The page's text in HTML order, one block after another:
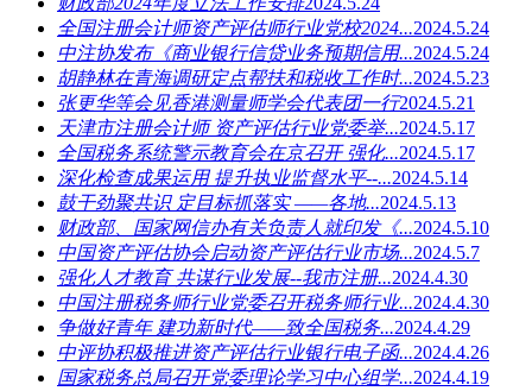
全国注册会计师资产评估师行业党校2024...2024.5.24
中注协发布《商业银行信贷业务预期信用...2024.5.24
胡静林在青海调研定点帮扶和税收工作时...2024.5.23
张更华等会见香港测量师学会代表团一行2024.5.21
天津市注册会计师 资产评估行业党委举...2024.5.17
全国税务系统警示教育会在京召开 强化...2024.5.17
深化检查成果运用 提升执业监督水平--...2024.5.14
鼓干劲聚共识 定目标抓落实 ——各地...2024.5.13
财政部、国家网信办有关负责人就印发《...2024.5.10
中国资产评估协会启动资产评估行业市场...2024.5.7
强化人才教育 共谋行业发展--我市注册...2024.4.30
中国注册税务师行业党委召开税务师行业...2024.4.30
争做好青年 建功新时代——致全国税务...2024.4.29
中评协积极推进资产评估行业银行电子函...2024.4.26
国家税务总局召开党委理论学习中心组学...2024.4.19